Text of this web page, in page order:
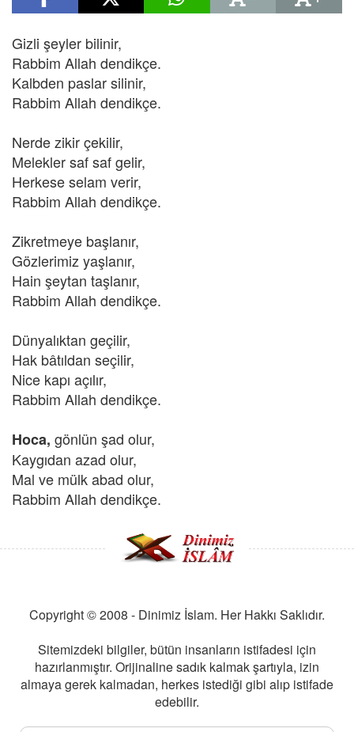
Gizli şeyler bilinir,
Rabbim Allah dendikçe.
Kalbden paslar silinir,
Rabbim Allah dendikçe.
Nerde zikir çekilir,
Melekler saf saf gelir,
Herkese selam verir,
Rabbim Allah dendikçe.
Zikretmeye başlanır,
Gözlerimiz yaşlanır,
Hain şeytan taşlanır,
Rabbim Allah dendikçe.
Dünyalıktan geçilir,
Hak bâtıldan seçilir,
Nice kapı açılır,
Rabbim Allah dendikçe.
Hoca, gönlün şad olur,
Kaygıdan azad olur,
Mal ve mülk abad olur,
Rabbim Allah dendikçe.
Copyright © 2008 - Dinimiz İslam. Her Hakkı Saklıdır.
Sitemizdeki bilgiler, bütün insanların istifadesi için
hazırlanmıştır. Orijinaline sadık kalmak şartıyla, izin
almaya gerek kalmadan, herkes istediği gibi alıp istifade
edebilir.